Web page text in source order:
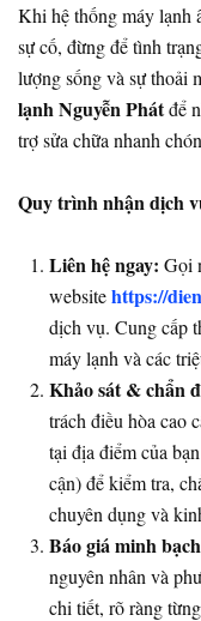
Khi hệ thống máy lạnh
sự cố, đừng để tình
lượng sống và sự thoải
lạnh Nguyễn Phátđể
trợ sửa chữa nhanh
Quy trình nhận dịch
Liên hệ ngay: Gọi
websitehttps://
dịch vụ. Cung cấp
máy lạnh và các
Khảo sát & chẩn
trách điều hòa cao
tại địa điểm của
cận) để kiểm tra,
chuyên dụng và
Báo giá minh
nguyên nhân và
chi tiết, rõ ràng